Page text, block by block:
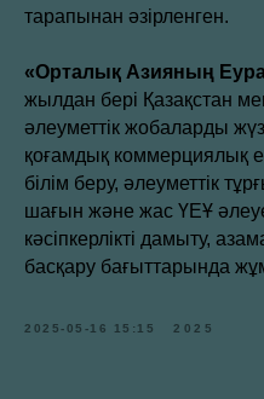
тарапынан әзірленген.
«Орталық Азияның
жылдан бері Қазақстан
әлеуметтік жобаларды
қоғамдық коммерциялық
білім беру, әлеуметтік
шағын және жас ҮЕҰ
кәсіпкерлікті дамыту,
басқару бағыттарында
2025-05-16 15:15 2025